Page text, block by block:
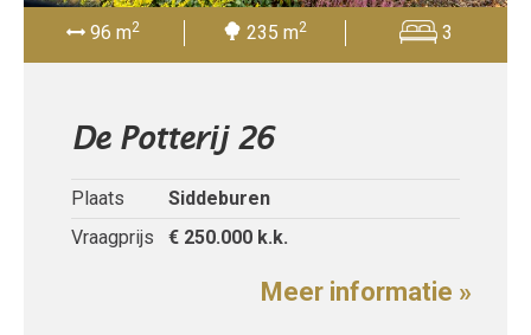
96 m2 235 m2 3
De Potterij 26
Plaats
Siddeburen
Vraagprijs
€ 250.000 k.k.
Meer informatie »